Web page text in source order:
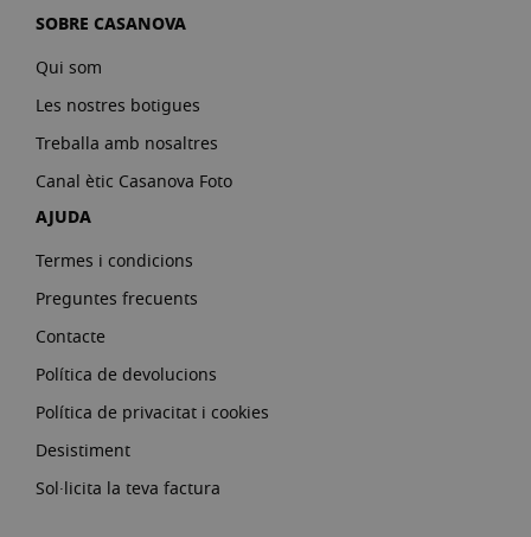
SOBRE CASANOVA
Qui som
Les nostres botigues
Treballa amb nosaltres
Canal ètic Casanova Foto
AJUDA
Termes i condicions
Preguntes frecuents
Contacte
Política de devolucions
Política de privacitat i cookies
Desistiment
Sol·licita la teva factura